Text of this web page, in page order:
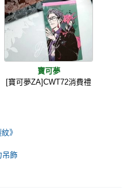
寶可夢
[寶可夢ZA]CWT72消費禮
》
吊飾